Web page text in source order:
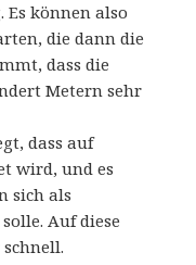
Es können also
die dann die
dass die
Metern sehr
dass auf
wird, und es
sich als
Auf diese